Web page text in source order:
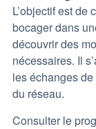
L’objectif est de
bocager dans
découvrir des
nécessaires. Il
les échanges
du réseau.
Consulter le